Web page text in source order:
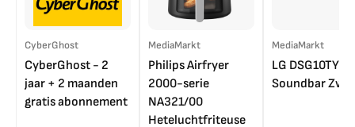
CyberGhost
CyberGhost - 2
jaar + 2 maanden
gratis abonnement
MediaMarkt
Philips Airfryer
2000-serie
NA321/00
Heteluchtfriteuse
MediaMarkt
LG DSG10TY
Soundbar